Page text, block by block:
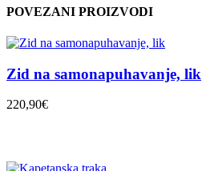
POVEZANI PROIZVODI
Zid na samonapuhavanje, lik
220,90€